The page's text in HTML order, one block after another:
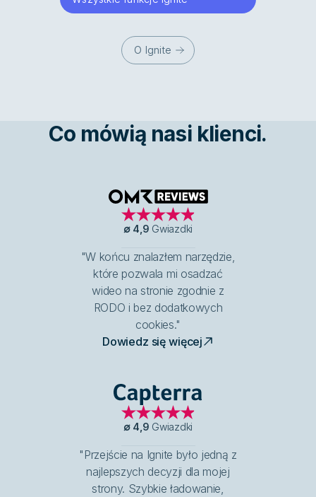
O Ignite
Co mówią nasi klienci.
OMR Reviews
∅ 4,9 Gwiazdki
"W końcu znalazłem narzędzie,
które pozwala mi osadzać
wideo na stronie zgodnie z
RODO i bez dodatkowych
cookies."
Dowiedz się więcej
Capterra
∅ 4,9 Gwiazdki
"Przejście na Ignite było jedną z
najlepszych decyzji dla mojej
strony. Szybkie ładowanie,